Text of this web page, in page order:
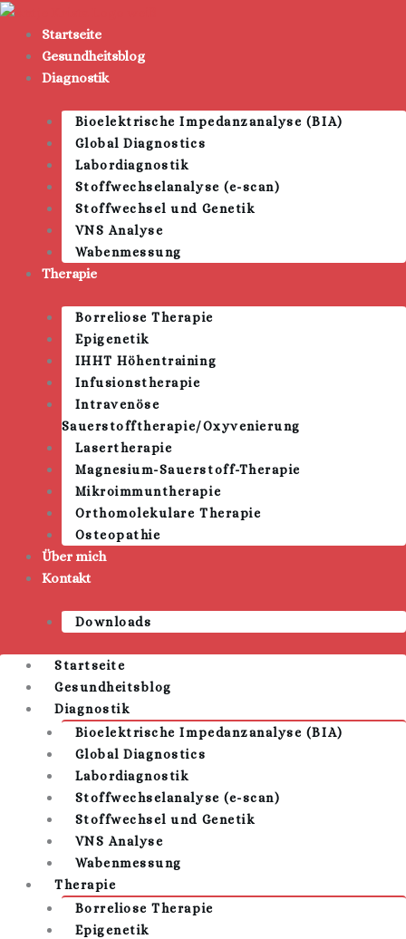
Zum
Inhalt
springen
Startseite
Gesundheitsblog
Diagnostik
Bioelektrische Impedanzanalyse (BIA)
Global Diagnostics
Labordiagnostik
Stoffwechselanalyse (e-scan)
Stoffwechsel und Genetik
VNS Analyse
Wabenmessung
Therapie
Borreliose Therapie
Epigenetik
IHHT Höhentraining
Infusionstherapie
Intravenöse
Sauerstofftherapie/Oxyvenierung
Lasertherapie
Magnesium-Sauerstoff-Therapie
Mikroimmuntherapie
Orthomolekulare Therapie
Osteopathie
Über mich
Kontakt
Downloads
Startseite
Gesundheitsblog
Diagnostik
Bioelektrische Impedanzanalyse (BIA)
Global Diagnostics
Labordiagnostik
Stoffwechselanalyse (e-scan)
Stoffwechsel und Genetik
VNS Analyse
Wabenmessung
Therapie
Borreliose Therapie
Epigenetik